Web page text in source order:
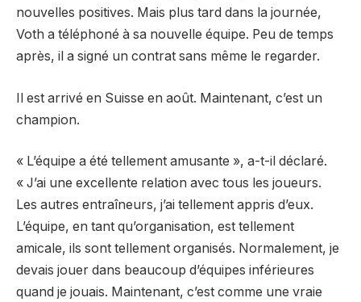
nouvelles positives. Mais plus tard dans la journée,
Voth a téléphoné à sa nouvelle équipe. Peu de temps
après, il a signé un contrat sans même le regarder.
Il est arrivé en Suisse en août. Maintenant, c’est un
champion.
« L’équipe a été tellement amusante », a-t-il déclaré.
« J’ai une excellente relation avec tous les joueurs.
Les autres entraîneurs, j’ai tellement appris d’eux.
L’équipe, en tant qu’organisation, est tellement
amicale, ils sont tellement organisés. Normalement, je
devais jouer dans beaucoup d’équipes inférieures
quand je jouais. Maintenant, c’est comme une vraie